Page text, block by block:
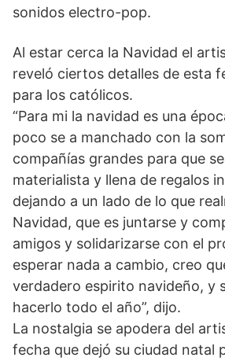
sonidos electro-pop.
Al estar cerca la Navidad el
reveló ciertos detalles de esta
para los católicos.
“Para mi la navidad es una
poco se a manchado con la
compañías grandes para que
materialista y llena de regalos
dejando a un lado de lo que
Navidad, que es juntarse y
amigos y solidarizarse con el
esperar nada a cambio, creo
verdadero espirito navideño, y
hacerlo todo el año”, dijo.
La nostalgia se apodera del
fecha que dejó su ciudad natal